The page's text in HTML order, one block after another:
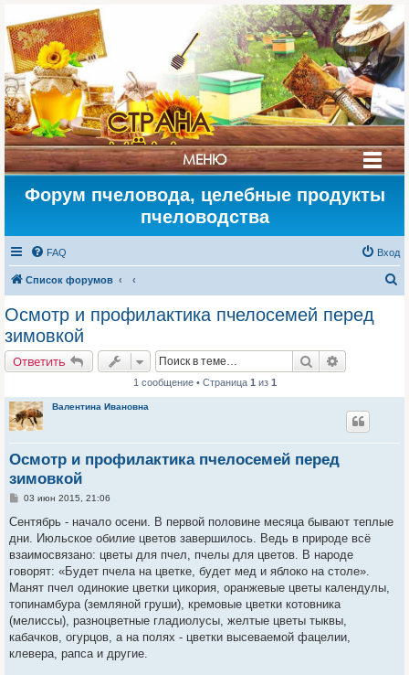
СТРАНА
МЁДАМЕНЮ
Форум пчеловода, целебные продукты
пчеловодства
FAQ Вход
Список форумов
Осмотр и профилактика пчелосемей перед
зимовкой
Ответить Поиск
1 сообщение • Страница 1 из 1
Валентина Ивановна
Осмотр и профилактика пчелосемей перед
зимовкой
С
о
щ
е
и
е
03 июн 2015, 21:06
Сентябрь - начало осени. В первой половине месяца бывают теплые
дни. Июльское обилие цветов завершилось. Ведь в природе всё
взаимосвязано: цветы для пчел, пчелы для цветов. В народе
говорят: «Будет пчела на цветке, будет мед и яблоко на столе».
Манят пчел одинокие цветки цикория, оранжевые цветы календулы,
топинамбура (земляной груши), кремовые цветки котовника
(мелиссы), разноцветные гладиолусы, желтые цветы тыквы,
кабачков, огурцов, а на полях - цветки высеваемой фацелии,
клевера, рапса и другие.